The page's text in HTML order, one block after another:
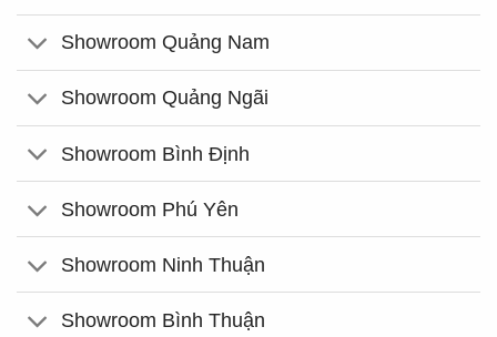
Showroom Quảng Nam
Showroom Quảng Ngãi
Showroom Bình Định
Showroom Phú Yên
Showroom Ninh Thuận
Showroom Bình Thuận